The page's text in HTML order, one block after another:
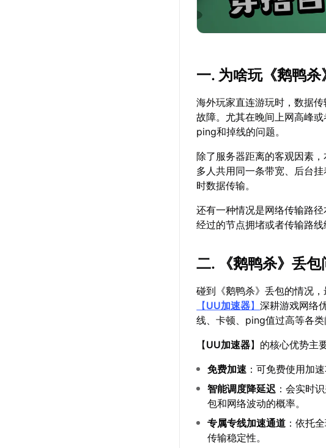
一. 为啥玩《鹅鸭
海外玩家直连游玩时，数据
故障。尤其在晚间上网高峰
ping和掉线的问题。
除了服务器距离的客观因素
多人共用同一条带宽、后台
时数据传输。
还有一种情况是网络传输路
经过的节点拥堵或者传输路
二. 《鹅鸭杀》丢
碰到《鹅鸭杀》丢包的情况
【UU加速器】深耕游戏网络
线、卡顿、ping值过高等各类
【UU加速器】的核心优势主
免费加速 ：可免费使用加
智能调度降延迟 ：会实时
包和网络波动的概率。
专属专线加速通道 ：依托
传输稳定性。